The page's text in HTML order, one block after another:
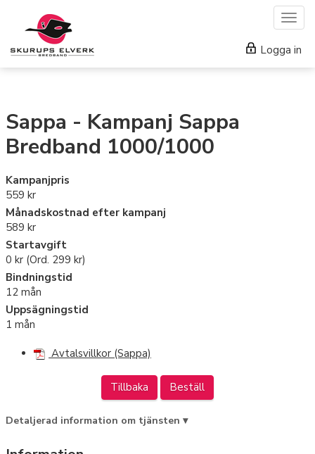
Logga in
Sappa - Kampanj Sappa
Bredband 1000/1000
Kampanjpris
559 kr
Månadskostnad efter kampanj
589 kr
Startavgift
0 kr (Ord. 299 kr)
Bindningstid
12 mån
Uppsägningstid
1 mån
Avtalsvillkor (Sappa)
Tillbaka Beställ
Detaljerad information om tjänsten ▾